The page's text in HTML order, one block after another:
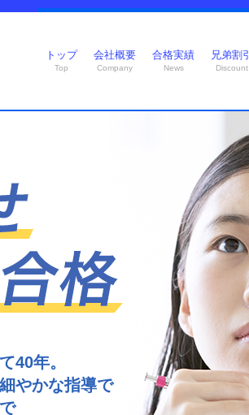
トップ
Top
会社概要
Company
合格実績
News
兄弟割引
Discount
40年。
やかな指導で